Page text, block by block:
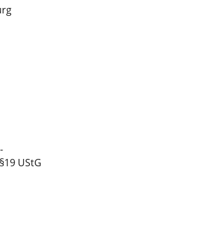
UStG